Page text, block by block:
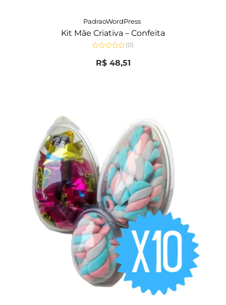
PadraoWordPress
Kit Mãe Criativa – Confeita
de
(0)
R$48,51